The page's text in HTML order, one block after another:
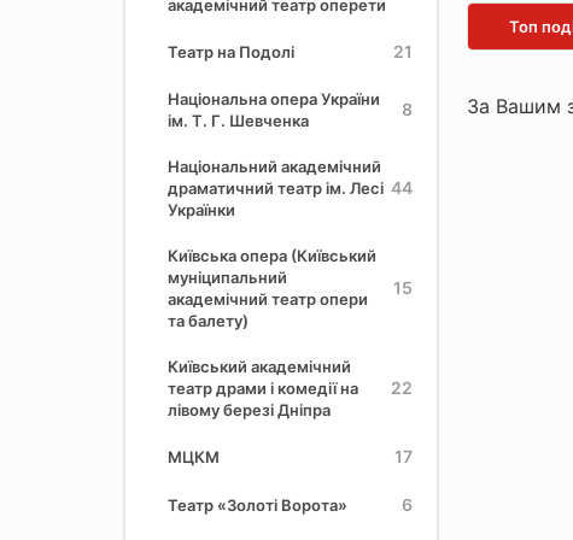
академічний театр оперети
Театр на Подолі 21
Національна опера України
ім. Т. Г. Шевченка
8
Національний академічний
драматичний театр ім. Лесі
Українки
44
Київська опера (Київський
муніципальний
академічний театр опери
та балету)
15
Київський академічний
театр драми і комедії на
лівому березі Дніпра
22
МЦКМ 17
Театр «Золоті Ворота» 6
Топ
За Вашим